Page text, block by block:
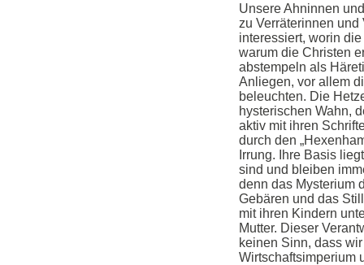
Unsere Ahninnen
zu Verräterinnen
interessiert, worin
warum die Christen
abstempeln als
Anliegen, vor allem
beleuchten. Die
hysterischen Wahn,
aktiv mit ihren
durch den
Irrung. Ihre Basis
sind und bleiben
denn das Mysterium
Gebären und das
mit ihren Kindern
Mutter. Dieser
keinen Sinn, dass
Wirtschaftsimperium